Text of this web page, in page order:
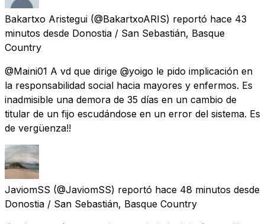
Bakartxo Aristegui (@BakartxoARIS) reportó hace 43
minutos desde Donostia / San Sebastián, Basque
Country
@Maini01 A vd que dirige @yoigo le pido implicación en
la responsabilidad social hacia mayores y enfermos. Es
inadmisible una demora de 35 días en un cambio de
titular de un fijo escudándose en un error del sistema. Es
de vergüenza!!
JaviomSS (@JaviomSS) reportó hace 48 minutos desde
Donostia / San Sebastián, Basque Country